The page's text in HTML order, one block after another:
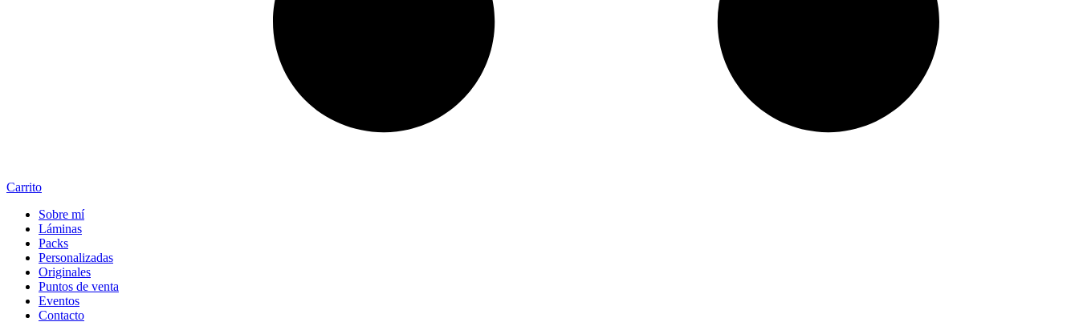
Carrito
Sobre mí
Láminas
Packs
Personalizadas
Originales
Puntos de venta
Eventos
Contacto